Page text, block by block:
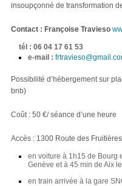
insoupçonné de transformation
Contact : Françoise Travieso
tél : 06 04 17 61 53
e-mail :
Possibilité d’hébergement sur
bnb)
Coût : 50 €/ séance d’une heure
Accès : 1300 Route des
en voiture à 1h15 de Bourg
Genève et à 45 min de Aix
en train arrivée à la gare